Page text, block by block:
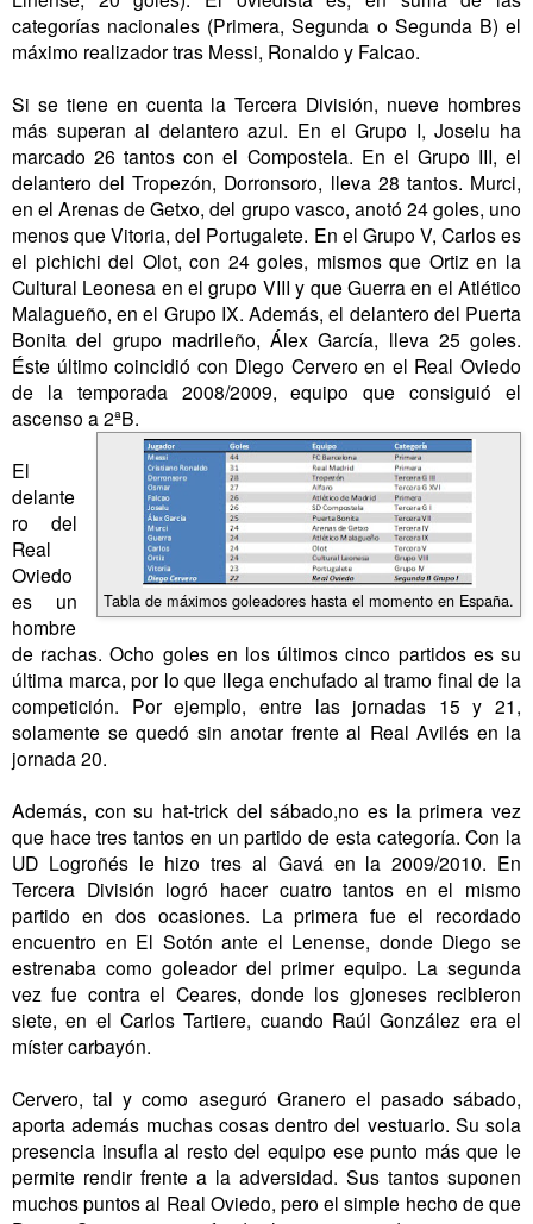
categorías nacionales (Primera, Segunda o Segunda B) el
máximo realizador tras Messi, Ronaldo y Falcao.
Si se tiene en cuenta la Tercera División, nueve hombres
más superan al delantero azul. En el Grupo I, Joselu ha
marcado 26 tantos con el Compostela. En el Grupo III, el
delantero del Tropezón, Dorronsoro, lleva 28 tantos. Murci,
en el Arenas de Getxo, del grupo vasco, anotó 24 goles, uno
menos que Vitoria, del Portugalete. En el Grupo V, Carlos es
el pichichi del Olot, con 24 goles, mismos que Ortiz en la
Cultural Leonesa en el grupo VIII y que Guerra en el Atlético
Malagueño, en el Grupo IX. Además, el delantero del Puerta
Bonita del grupo madrileño, Álex García, lleva 25 goles.
Éste último coincidió con Diego Cervero en el Real Oviedo
de la temporada 2008/2009, equipo que consiguió el
ascenso a 2ªB.
Tabla de máximos goleadores hasta el momento en España.
El
delante
ro del
Real
Oviedo
es un
hombre
de rachas. Ocho goles en los últimos cinco partidos es su
última marca, por lo que llega enchufado al tramo final de la
competición. Por ejemplo, entre las jornadas 15 y 21,
solamente se quedó sin anotar frente al Real Avilés en la
jornada 20.
Además, con su hat-trick del sábado,no es la primera vez
que hace tres tantos en un partido de esta categoría. Con la
UD Logroñés le hizo tres al Gavá en la 2009/2010. En
Tercera División logró hacer cuatro tantos en el mismo
partido en dos ocasiones. La primera fue el recordado
encuentro en El Sotón ante el Lenense, donde Diego se
estrenaba como goleador del primer equipo. La segunda
vez fue contra el Ceares, donde los gjoneses recibieron
siete, en el Carlos Tartiere, cuando Raúl González era el
míster carbayón.
Cervero, tal y como aseguró Granero el pasado sábado,
aporta además muchas cosas dentro del vestuario. Su sola
presencia insufla al resto del equipo ese punto más que le
permite rendir frente a la adversidad. Sus tantos suponen
muchos puntos al Real Oviedo, pero el simple hecho de que